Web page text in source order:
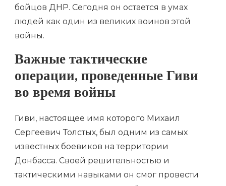
бойцов ДНР. Сегодня он остается в умах
людей как один из великих воинов этой
войны.
Важные тактические
операции, проведенные Гиви
во время войны
Гиви, настоящее имя которого Михаил
Сергеевич Толстых, был одним из самых
известных боевиков на территории
Донбасса. Своей решительностью и
тактическими навыками он смог провести